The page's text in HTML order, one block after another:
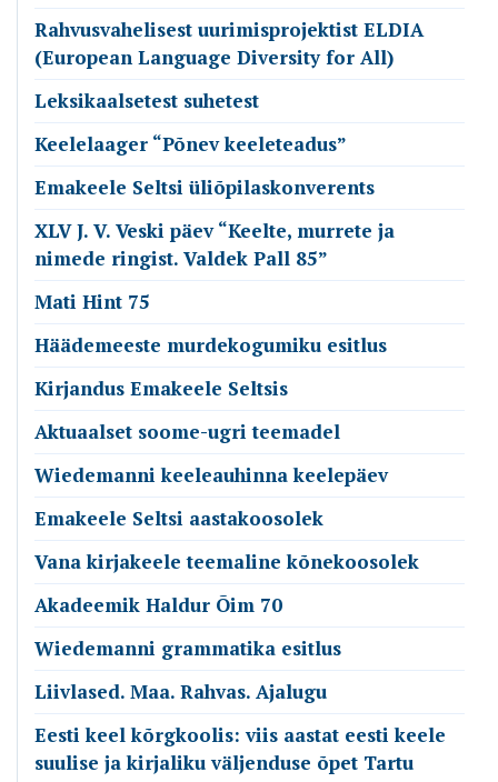
Rahvusvahelisest uurimisprojektist ELDIA
(European Language Diversity for All)
Leksikaalsetest suhetest
Keelelaager “Põnev keeleteadus”
Emakeele Seltsi üliõpilaskonverents
XLV J. V. Veski päev “Keelte, murrete ja
nimede ringist. Valdek Pall 85”
Mati Hint 75
Häädemeeste murdekogumiku esitlus
Kirjandus Emakeele Seltsis
Aktuaalset soome-ugri teemadel
Wiedemanni keeleauhinna keelepäev
Emakeele Seltsi aastakoosolek
Vana kirjakeele teemaline kõnekoosolek
Akadeemik Haldur Õim 70
Wiedemanni grammatika esitlus
Liivlased. Maa. Rahvas. Ajalugu
Eesti keel kõrgkoolis: viis aastat eesti keele
suulise ja kirjaliku väljenduse õpet Tartu